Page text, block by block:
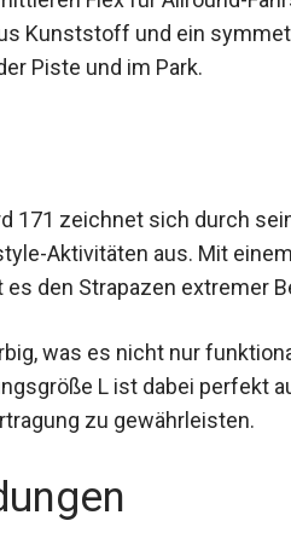
Kunststoff und ein
Piste und im Park.
171 zeichnet sich durch
Aktivitäten aus. Mit
den Strapazen extremer
was es nicht nur
L ist dabei perfekt
zu gewährleisten.